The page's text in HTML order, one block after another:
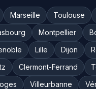
Marseille Toulouse
Montpellier
Lille Dijon
Clermont-Ferrand
Villeurbanne